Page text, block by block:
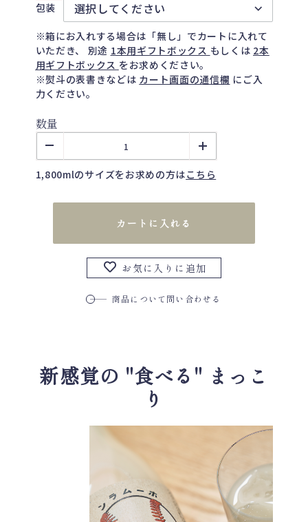
包装
※箱にお入れする場合は「無し」でカートに入れて
いただき、 別途 1本用ギフトボックス もしくは 2本
用ギフトボックス をお求めください。
※熨斗の表書きなどは カート画面の通信欄 にご入
力ください。
数量
1,800mlのサイズをお求めの方はこちら
カートに入れる
お気に入りに追加
商品について問い合わせる
新感覚の "食べる" まっこ
り